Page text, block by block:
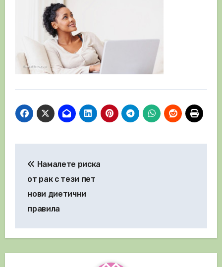
Намалете риска
от рак с тези пет
нови диетични
правила